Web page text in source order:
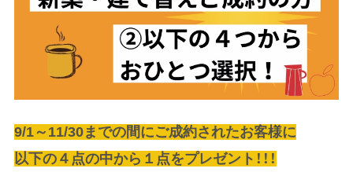
9/1～11/30までの間にご成約されたお客様に
以下の４点の中から１点をプレゼント！！！